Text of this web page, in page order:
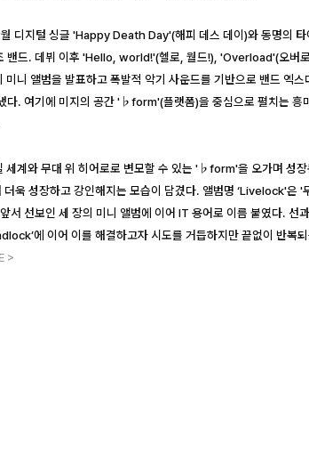
디지털 싱글 'Happy Death Day'(해피 데스 데이)와 동명의 타
밴드. 데뷔 이후 'Hello, world!'(헬로, 월드!), 'Overload'(오버로
니 앨범을 발표하고 폭발적 악기 사운드를 기반으로 밴드 엑스
다. 여기에 미지의 공간 '♭form'(플랫폼)을 중심으로 펼치는 흥
세계와 무대 위 히어로로 변모할 수 있는 '♭form'을 오가며 성장
더욱 성장하고 강인해지는 모습이 담겼다. 앨범명 ‘Livelock'은 '
서 선보인 세 장의 미니 앨범에 이어 IT 용어로 이름 붙였다. 선
에 이어 이를 해결하고자 시도를 거듭하지만 끝없이 반복
>